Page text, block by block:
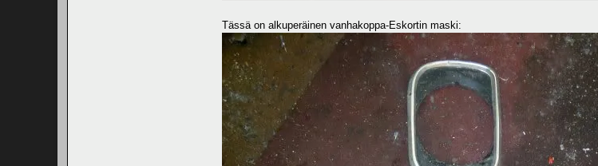
Tässä on alkuperäinen vanhakoppa-Eskortin maski: